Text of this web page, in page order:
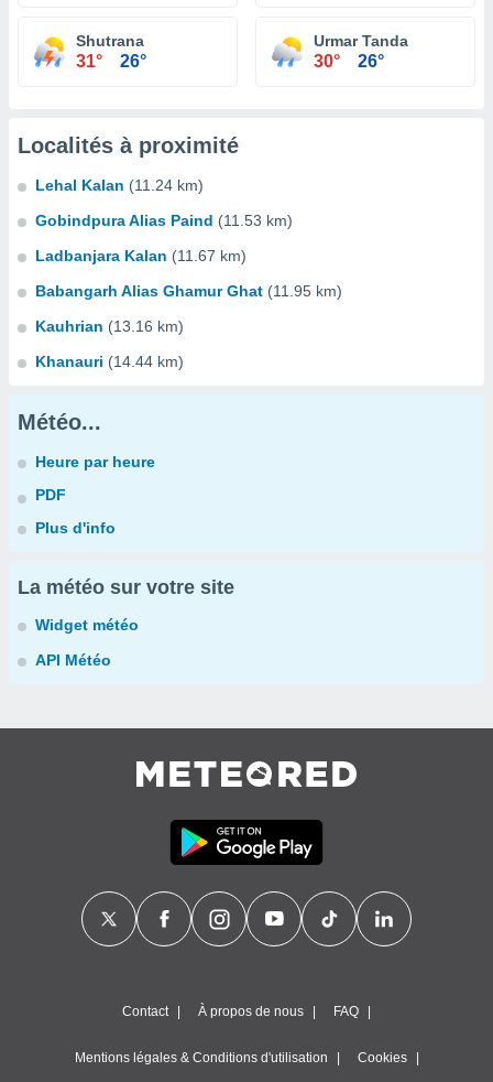
Shutrana
31° 26°
Urmar Tanda
30° 26°
Localités à proximité
Lehal Kalan (11.24 km)
Gobindpura Alias Paind (11.53 km)
Ladbanjara Kalan (11.67 km)
Babangarh Alias Ghamur Ghat (11.95 km)
Kauhrian (13.16 km)
Khanauri (14.44 km)
Météo...
Heure par heure
PDF
Plus d'info
La météo sur votre site
Widget météo
API Météo
Contact À propos de nous FAQ
Mentions légales & Conditions d'utilisation Cookies